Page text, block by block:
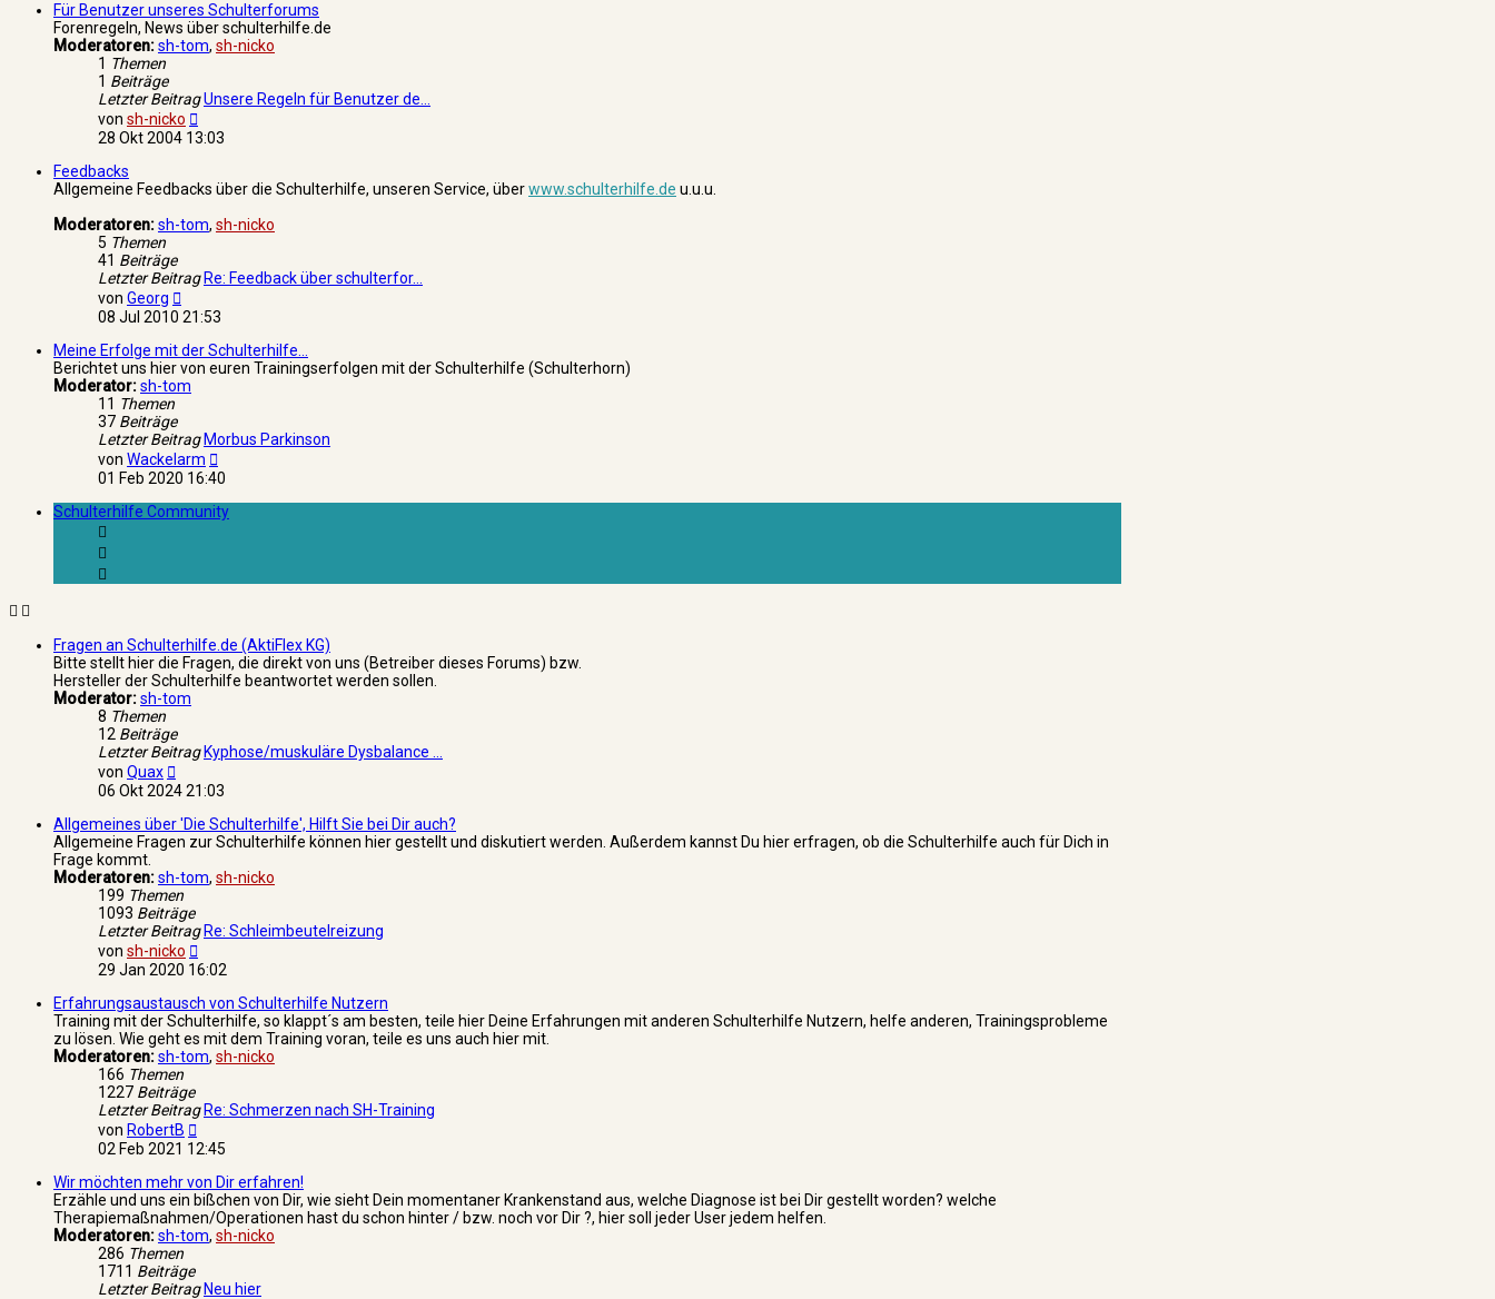
Für Benutzer unseres Schulterforums
Forenregeln, News über schulterhilfe.de
Moderatoren:sh-tom, sh-nicko
1 Themen
1 Beiträge
Letzter BeitragUnsere Regeln für Benutzer de…
von sh-nicko
Beitrag
28 Okt 2004 13:03
Feedbacks
Allgemeine Feedbacks über die Schulterhilfe, unseren Service, überwww.schulterhilfe.de u.u.u.
Moderatoren:sh-tom, sh-nicko
5 Themen
41 Beiträge
Letzter Beitrag Re: Feedback über schulterfor…
von Georg
Beitrag
08 Jul 2010 21:53
Meine Erfolge mit der Schulterhilfe...
Berichtet uns hier von euren Trainingserfolgen mit der Schulterhilfe (Schulterhorn)
Moderator:sh-tom
11 Themen
37 Beiträge
Letzter Beitrag Morbus Parkinson
von Wackelarm
Beitrag
01 Feb 2020 16:40
Schulterhilfe Community
Fragen an Schulterhilfe.de (AktiFlex KG)
Bitte stellt hier die Fragen, die direkt von uns (Betreiber dieses Forums) bzw.
Hersteller der Schulterhilfe beantwortet werden sollen.
Moderator:sh-tom
8 Themen
12 Beiträge
Letzter Beitrag Kyphose/muskuläre Dysbalance …
von Quax
Beitrag
06 Okt 2024 21:03
Allgemeines über 'Die Schulterhilfe', Hilft Sie bei Dir auch?
Allgemeine Fragen zur Schulterhilfe können hier gestellt und diskutiert werden. Außerdem kannst Du hier erfragen, ob die Schulterhilfe auch für Dich in
Frage kommt.
Moderatoren:sh-tom, sh-nicko
199 Themen
1093 Beiträge
Letzter Beitrag Re: Schleimbeutelreizung
von sh-nicko
Beitrag
29 Jan 2020 16:02
Erfahrungsaustausch von Schulterhilfe Nutzern
Training mit der Schulterhilfe, so klappt´s am besten, teile hier Deine Erfahrungen mit anderen Schulterhilfe Nutzern, helfe anderen, Trainingsprobleme
zu lösen. Wie geht es mit dem Training voran, teile es uns auch hier mit.
Moderatoren:sh-tom, sh-nicko
166 Themen
1227 Beiträge
Letzter Beitrag Re: Schmerzen nach SH-Training
von RobertB
Beitrag
02 Feb 2021 12:45
Wir möchten mehr von Dir erfahren!
Erzähle und uns ein bißchen von Dir, wie sieht Dein momentaner Krankenstand aus, welche Diagnose ist bei Dir gestellt worden? welche
Therapiemaßnahmen/Operationen hast du schon hinter / bzw. noch vor Dir ?, hier soll jeder User jedem helfen.
Moderatoren:sh-tom, sh-nicko
286 Themen
1711 Beiträge
Letzter Beitrag Neu hier